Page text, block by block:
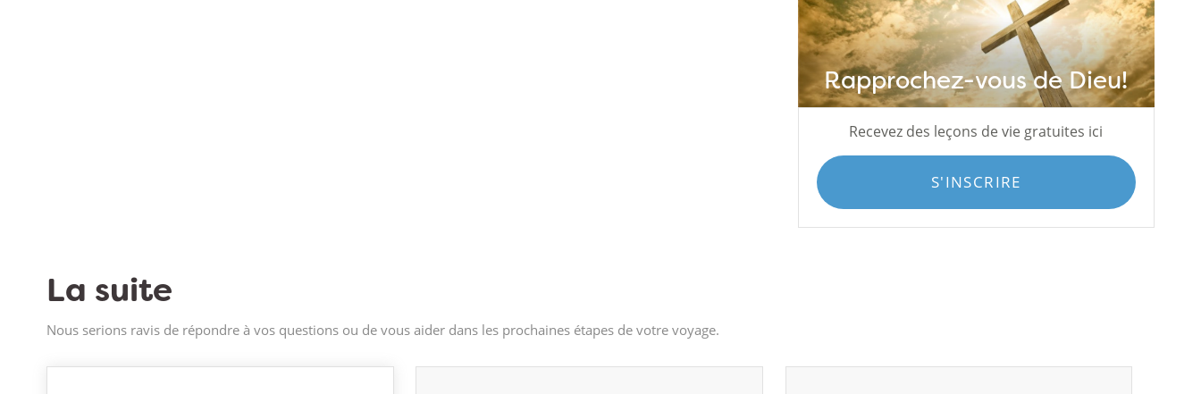
Rapprochez-vous de Dieu!
Recevez des leçons de vie gratuites ici
S'INSCRIRE
La suite
Nous serions ravis de répondre à vos questions ou de vous aider dans les prochaines étapes de votre voyage.